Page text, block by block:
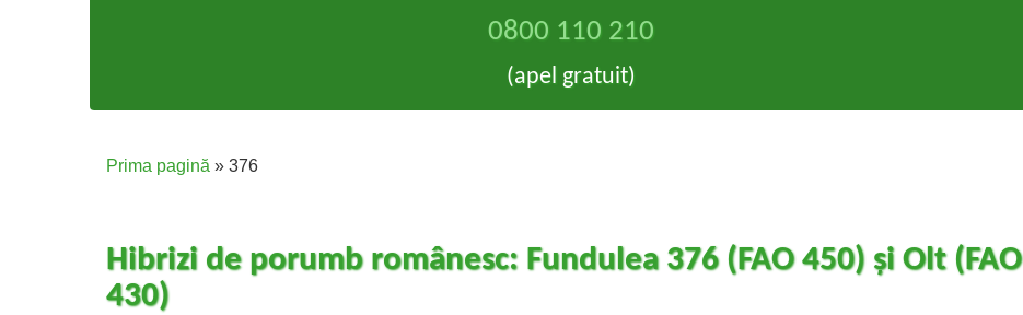
0800 110 210
(apel gratuit)
Prima pagină » 376
Hibrizi de porumb românesc: Fundulea 376 (FAO 450) și Olt (FAO
430)